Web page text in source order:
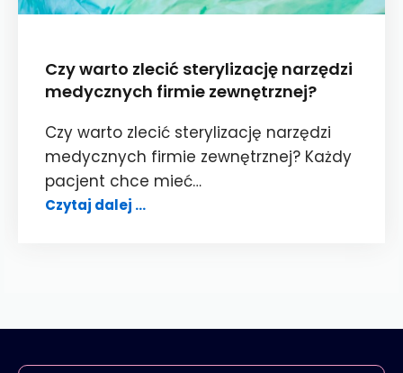
Czy warto zlecić sterylizację narzędzi
medycznych firmie zewnętrznej?
Czy warto zlecić sterylizację narzędzi
medycznych firmie zewnętrznej? Każdy
pacjent chce mieć…
Czytaj dalej …Czy
zewnętrznej?